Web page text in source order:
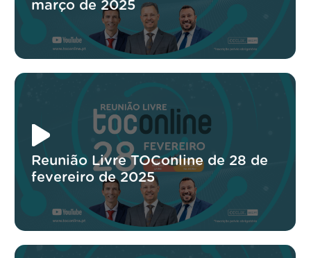
março de 2025
Reunião Livre TOConline de 28 de
fevereiro de 2025